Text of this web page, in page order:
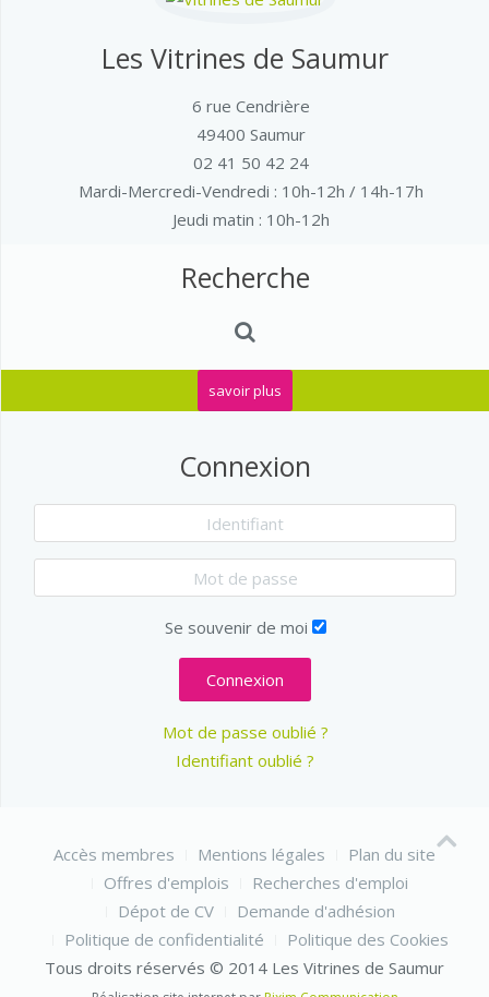
Les Vitrines de Saumur
6 rue Cendrière
49400 Saumur
02 41 50 42 24
Mardi-Mercredi-Vendredi : 10h-12h / 14h-17h
Jeudi matin : 10h-12h
Recherche
savoir plus
Connexion
Se souvenir de moi
Connexion
Mot de passe oublié ?
Identifiant oublié ?
Accès membres Mentions légales
Plan du site
Offres d'emplois
Recherches d'emploi
Dépot de CV
Demande d'adhésion
Politique de confidentialité
Politique des Cookies
Tous droits réservés © 2014 Les Vitrines de Saumur